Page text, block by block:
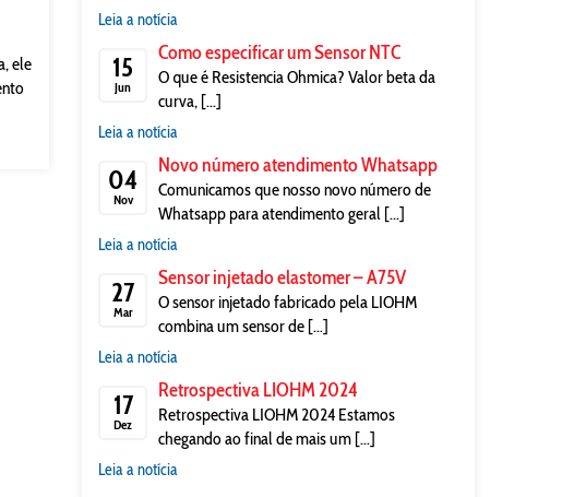
ele
Leia a notícia
15
Jun
Como especificar um Sensor NTC
O que é Resistencia Ohmica? Valor beta da
curva, [...]
Leia a notícia
04
Nov
Novo número atendimento Whatsapp
Comunicamos que nosso novo número de
Whatsapp para atendimento geral [...]
Leia a notícia
27
Mar
Sensor injetado elastomer – A75V
O sensor injetado fabricado pela LIOHM
combina um sensor de [...]
Leia a notícia
17
Dez
Retrospectiva LIOHM 2024
Retrospectiva LIOHM 2024 Estamos
chegando ao final de mais um [...]
Leia a notícia